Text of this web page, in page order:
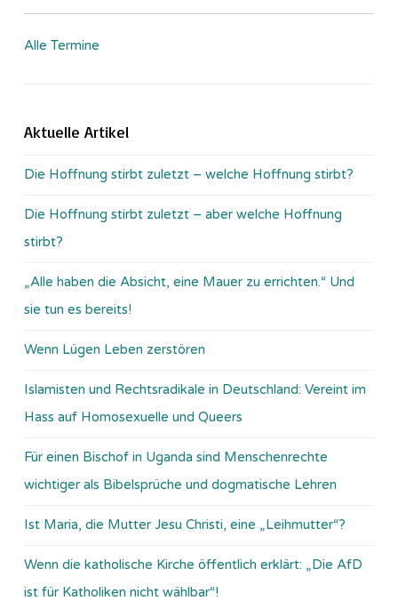
Alle Termine
Aktuelle Artikel
Die Hoffnung stirbt zuletzt – welche Hoffnung stirbt?
Die Hoffnung stirbt zuletzt – aber welche Hoffnung
stirbt?
„Alle haben die Absicht, eine Mauer zu errichten.“ Und
sie tun es bereits!
Wenn Lügen Leben zerstören
Islamisten und Rechtsradikale in Deutschland: Vereint im
Hass auf Homosexuelle und Queers
Für einen Bischof in Uganda sind Menschenrechte
wichtiger als Bibelsprüche und dogmatische Lehren
Ist Maria, die Mutter Jesu Christi, eine „Leihmutter“?
Wenn die katholische Kirche öffentlich erklärt: „Die AfD
ist für Katholiken nicht wählbar“!